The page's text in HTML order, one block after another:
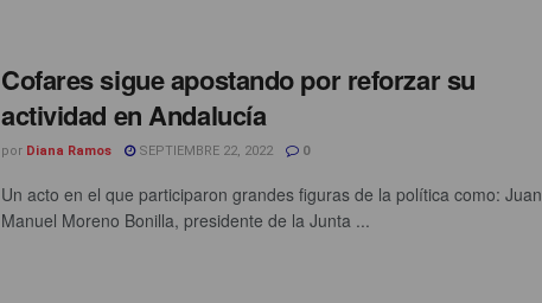
Cofares sigue apostando por reforzar su
actividad en Andalucía
por Diana Ramos SEPTIEMBRE 22, 2022 0
Un acto en el que participaron grandes figuras de la política como: Juan
Manuel Moreno Bonilla, presidente de la Junta ...